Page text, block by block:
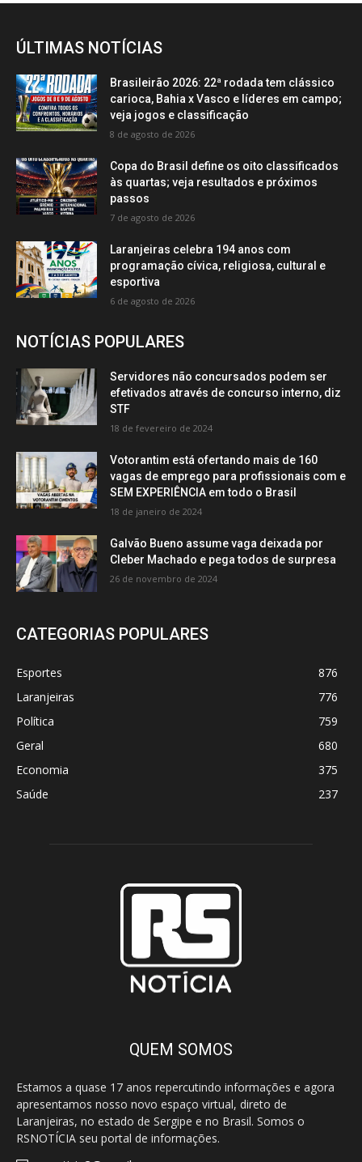
ÚLTIMAS NOTÍCIAS
Brasileirão 2026: 22ª rodada tem clássico
carioca, Bahia x Vasco e líderes em campo;
veja jogos e classificação
8 de agosto de 2026
Copa do Brasil define os oito classificados
às quartas; veja resultados e próximos
passos
7 de agosto de 2026
Laranjeiras celebra 194 anos com
programação cívica, religiosa, cultural e
esportiva
6 de agosto de 2026
NOTÍCIAS POPULARES
Servidores não concursados podem ser
efetivados através de concurso interno, diz
STF
18 de fevereiro de 2024
Votorantim está ofertando mais de 160
vagas de emprego para profissionais com e
SEM EXPERIÊNCIA em todo o Brasil
18 de janeiro de 2024
Galvão Bueno assume vaga deixada por
Cleber Machado e pega todos de surpresa
26 de novembro de 2024
CATEGORIAS POPULARES
Esportes
876
Laranjeiras
776
Política
759
Geral
680
Economia
375
Saúde
237
QUEM SOMOS
Estamos a quase 17 anos repercutindo informações e agora
apresentamos nosso novo espaço virtual, direto de
Laranjeiras, no estado de Sergipe e no Brasil. Somos o
RSNOTÍCIA seu portal de informações.